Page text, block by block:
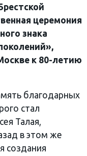
церемония
знака
к 80-летию
благодарных
стал
Талая,
в этом же
создания